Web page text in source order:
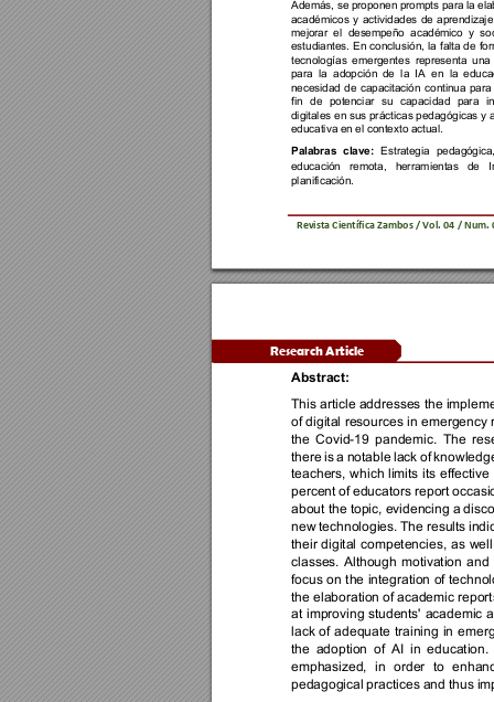
Revista Científica Zambos / Vol. 04 / Num.
Además, se proponen prompts para la
académicos y actividades de
mejorar el desempeño académico y
estudiantes. En conclusión, la falta de
tecnologías emergentes representa una
para
la adopción de la IA en la
necesidad de capacitación continua para
fin
d e potenciar su capacidad para
digitales en sus prácticas pedagógicas y
educativa en el contexto actual .
Palabras clave: Estrategia
pedagógica,
educación
remota, herramientas de
planificación.
Research Article
Abstract:
This article addresses the
of digital resources in emergency
the Covid-19 pandemic. The
there is a notable lack of
teachers, which limits its effective
percent of educators report
about the topic, evidencing a
new technologies. The results
their digital competencies, as
classes. Although motivation and
focus on the integration of
the elaboration of academic
at improving students' academic
lack of adequate training in
the adoption of AI in education.
emphasized,
in order to
pedagogical practices and thus